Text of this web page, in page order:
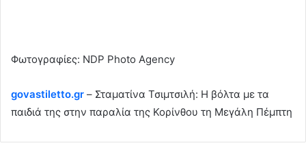
Φωτογραφίες: NDP Photo Agency
govastiletto.gr – Σταματίνα Τσιμτσιλή: Η βόλτα με τα
παιδιά της στην παραλία της Κορίνθου τη Μεγάλη Πέμπτη